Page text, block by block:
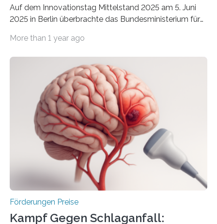
Auf dem Innovationstag Mittelstand 2025 am 5. Juni
2025 in Berlin überbrachte das Bundesministerium für
Überplanmäßige Verpflichtungsermächtigungen in
Woche vom Haushaltsausschuss freigegeben – unter
anderem zur Unterstützung der
Industrieforschungsprogramme Industrielle
Gemeinschaftsforschung (IGF), Zentrales
Innovationsprogramm Mittelstand (ZIM) und
Innovationskompetenz INNO-KOM. Auf dem
Innovationstag Mittelstand 2025 am 5. Juni 2025 in
Berlin überbrachte das Bundesministerium für
Wirtschaft und Energie eine gute Nachricht:
Überplanmäßige Verpflichtungsermächtigungen in
More than 1 year ago
Förderungen Preise
Kampf Gegen Schlaganfall: